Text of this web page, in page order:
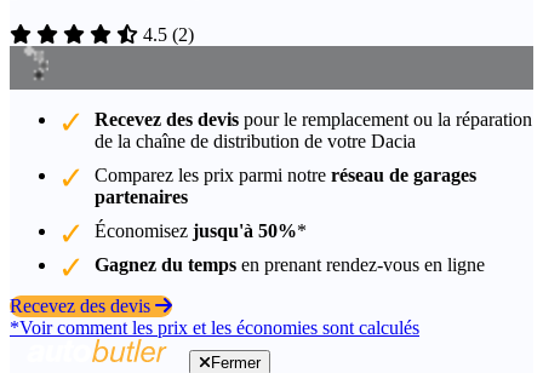
4.5 (2)
Recevez des devis pour le remplacement ou la réparation
de la chaîne de distribution de votre Dacia
Comparez les prix parmi notre réseau de garages
partenaires
Économisez jusqu'à 50%*
Gagnez du temps en prenant rendez-vous en ligne
Recevez des devis
*Voir comment les prix et les économies sont calculés
Fermer